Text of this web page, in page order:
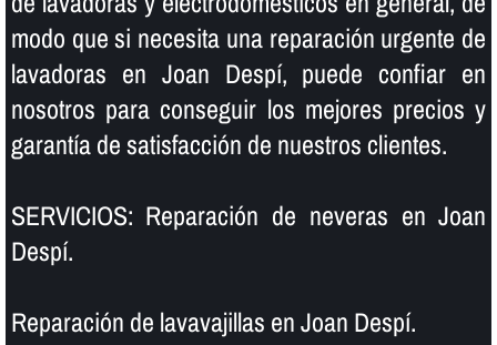
modo que si necesita una reparación urgente de
lavadoras en Joan Despí, puede confiar en
nosotros para conseguir los mejores precios y
garantí­a de satisfacción de nuestros clientes.
SERVICIOS: Reparación de neveras en Joan
Despí.
Reparación de lavavajillas en Joan Despí.